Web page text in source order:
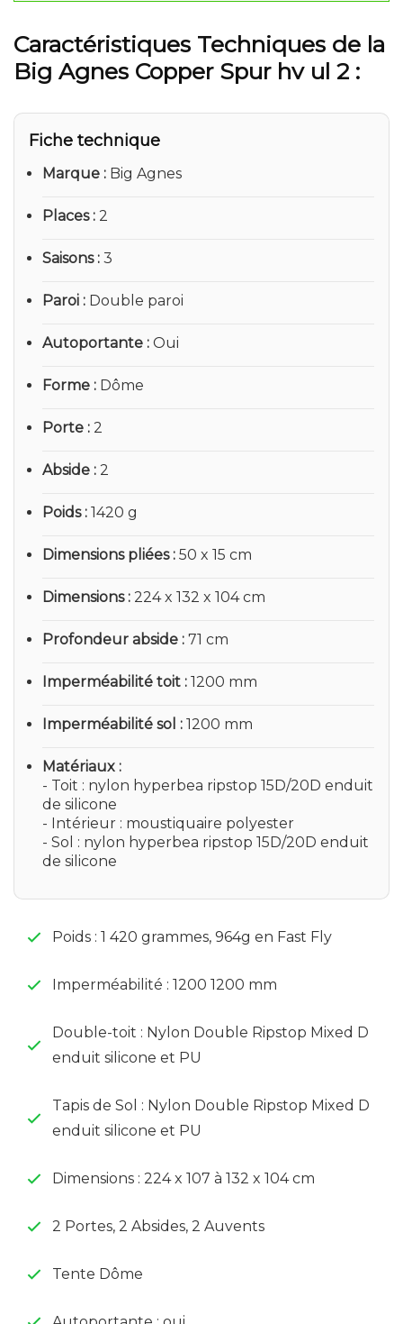
Caractéristiques Techniques de la
Big Agnes Copper Spur hv ul 2 :
Fiche technique
Marque Big Agnes
Places 2
Saisons 3
Paroi Double paroi
Autoportante Oui
Forme Dôme
Porte 2
Abside 2
Poids 1420 g
Dimensions pliées 50 x 15 cm
Dimensions 224 x 132 x 104 cm
Profondeur abside 71 cm
Imperméabilité toit 1200 mm
Imperméabilité sol 1200 mm
Matériaux
- Toit : nylon hyperbea ripstop 15D/20D enduit
de silicone
- Intérieur : moustiquaire polyester
- Sol : nylon hyperbea ripstop 15D/20D enduit
de silicone
Poids : 1 420 grammes, 964g en Fast Fly
Imperméabilité : 1200 1200 mm
Double-toit : Nylon Double Ripstop Mixed D
enduit silicone et PU
Tapis de Sol : Nylon Double Ripstop Mixed D
enduit silicone et PU
Dimensions : 224 x 107 à 132 x 104 cm
2 Portes, 2 Absides, 2 Auvents
Tente Dôme